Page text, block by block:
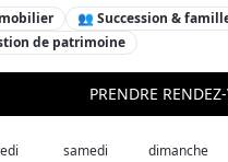
👥 Succession &
de patrimoine
PRENDRE
samedi
dimanche